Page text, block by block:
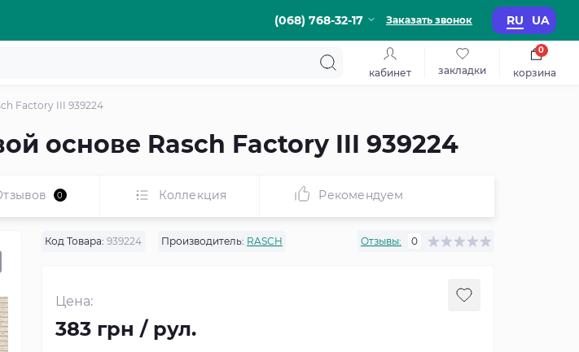
(068) 768-32-17 Заказать звонок RU UA
кабинет закладки корзина
0
Factory III 939224
основе Rasch Factory III 939224
0 Коллекция Рекомендуем
Код Товара: 939224 Производитель: RASCH Отзывы: 0
Цена:
383 грн / рул.